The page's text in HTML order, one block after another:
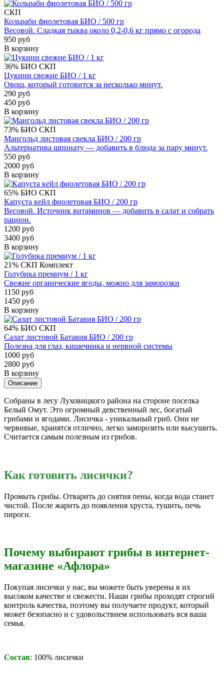
СКП
Кольраби фиолетовая БИО / 500 гр
Весовой. Сладкая тыква около 0,2-0,6 кг прямо с огорода
950 руб
В корзину
36% БИО СКП
Цукини свежие БИО / 1 кг
Овощ, который готовится за несколько минут.
290 руб
450 руб
В корзину
73% БИО СКП
Мангольд листовая свекла БИО / 200 гр
Альтернатива шпинату — добавить в блюда за пару минут.
550 руб
2000 руб
В корзину
65% БИО СКП
Капуста кейл фиолетовая БИО / 200 гр
Весовой. Источник витаминов — добавить в салат и собрать
рацион.
1200 руб
3400 руб
В корзину
21% СКП Комплект
Голубика премиум / 1 кг
Свежие органические ягоды, можно для заморозки
1150 руб
1450 руб
В корзину
64% БИО СКП
Салат листовой Батавия БИО / 200 гр
Полезна для глаз, кишечника и нервной системы
1000 руб
2800 руб
В корзину
Описание
Собраны в лесу Луховицкого района на стороне поселка
Белый Омут. Это огромный девственный лес, богатый
грибами и ягодами. Лисичка - уникальный гриб. Они не
червивые, хранятся отлично, легко заморозить или высушить.
Считается самым полезным из грибов.
Как готовить лисички?
Промыть грибы. Отварить до снятия пены, когда вода станет
чистой. После жарить до появления хруста, тушить, печь
пироги.
Почему выбирают грибы в интернет-
магазине «Афлора»
Покупая лисички у нас, вы можете быть уверены в их
высоком качестве и свежести. Наши грибы проходят строгий
контроль качества, поэтому вы получаете продукт, который
может безопасно и с удовольствием использовать вся ваша
семья.
Состав: 100% лисички